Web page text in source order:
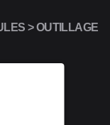
> OUTILLAGE